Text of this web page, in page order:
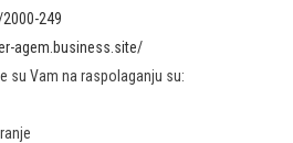
249
agem.business.site/
su Vam na raspolaganju su: